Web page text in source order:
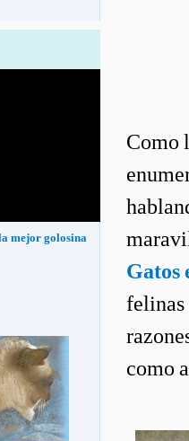
Como
Gatos
felinas
como
mejor golosina